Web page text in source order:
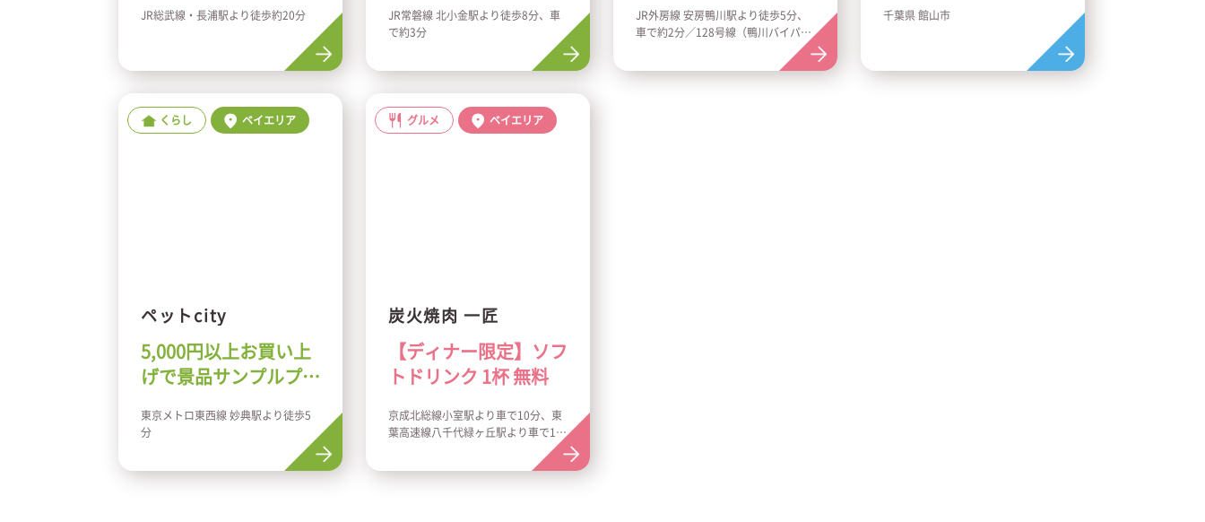
JR総武線・長浦駅より徒歩約20分
JR常磐線 北小金駅より徒歩8分、車
で約3分
JR外房線 安房鴨川駅より徒歩5分、
車で約2分／128号線（鴨川バイパ
千葉県 館山市
くらし ベイエリア
ペットcity
5,000円以上お買い上
げで景品サンプルプレ
様）
東京メトロ東西線 妙典駅より徒歩5
分
グルメ ベイエリア
炭火焼肉 一匠
【ディナー限定】ソフ
トドリンク 1杯 無料
京成北総線小室駅より車で10分、東
葉高速線八千代緑ヶ丘駅より車で10